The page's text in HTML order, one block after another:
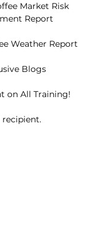
Market Risk
Report
Weather Report
Blogs
on All Training!
recipient.